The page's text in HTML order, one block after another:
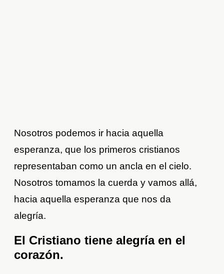
Nosotros podemos ir hacia aquella
esperanza, que los primeros cristianos
representaban como un ancla en el cielo.
Nosotros tomamos la cuerda y vamos allá,
hacia aquella esperanza que nos da
alegría.
El Cristiano tiene alegría en el
corazón.